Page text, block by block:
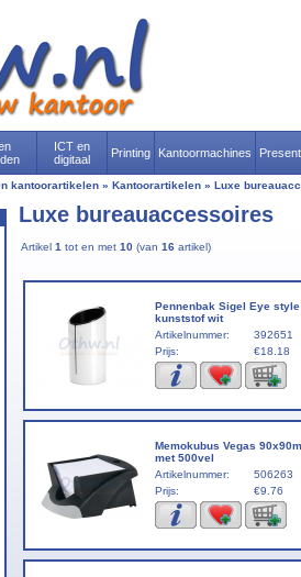
ICT en
digitaal
Printing Kantoormachines
kantoorartikelen » Kantoorartikelen » Luxe
Luxe bureauaccessoires
Artikel 1 tot en met 10 (van 16 artikel)
Pennenbak Sigel Eye style
kunststof wit
Artikelnummer:
392651
Prijs:
€18.18
Memokubus Vegas
met 500vel
Artikelnummer:
506263
Prijs:
€9.76